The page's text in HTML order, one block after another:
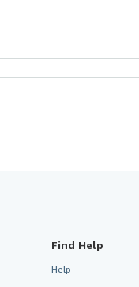
Find Help
Help